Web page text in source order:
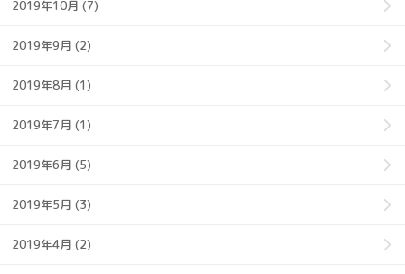
2019年10月 (7)
2019年9月 (2)
2019年8月 (1)
2019年7月 (1)
2019年6月 (5)
2019年5月 (3)
2019年4月 (2)